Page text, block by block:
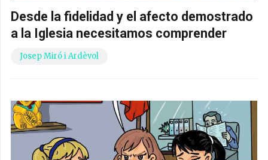
Desde la fidelidad y el afecto demostrado
a la Iglesia necesitamos comprender
Josep Miró i Ardèvol